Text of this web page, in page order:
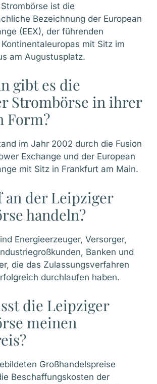
ist die
Bezeichnung der European
(EEX), der führenden
mit Sitz im
am Augustusplatz.
gibt es die
Strombörse in ihrer
Form?
im Jahr 2002 durch die Fusion
Exchange und der European
mit Sitz in Frankfurt am Main.
an der Leipziger
handeln?
Energieerzeuger, Versorger,
Banken und
die das Zulassungsverfahren
durchlaufen haben.
die Leipziger
meinen
Großhandelspreise
Beschaffungskosten der